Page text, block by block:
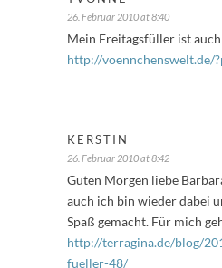
26. Februar 2010 at 8:40
Mein Freitagsfüller ist
http://voennchenswelt.de/
KERSTIN
26. Februar 2010 at 8:42
Guten Morgen liebe
auch ich bin wieder dabei
Spaß gemacht. Für mich
http://terragina.de/blog/
fueller-48/